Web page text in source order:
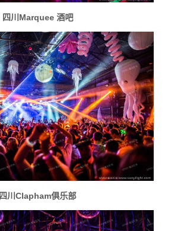
四川Marquee 酒吧
四川Clapham俱乐部